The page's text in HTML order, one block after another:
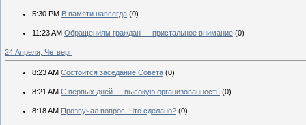
5:30 PM В памяти навсегда (0)
11:23 AM Обращениям граждан — пристальное внимание (0)
24 Апреля, Четверг
8:23 AM Состоится заседание Совета (0)
8:21 AM С первых дней — высокую организованность (0)
8:18 AM Прозвучал вопрос. Что сделано? (0)